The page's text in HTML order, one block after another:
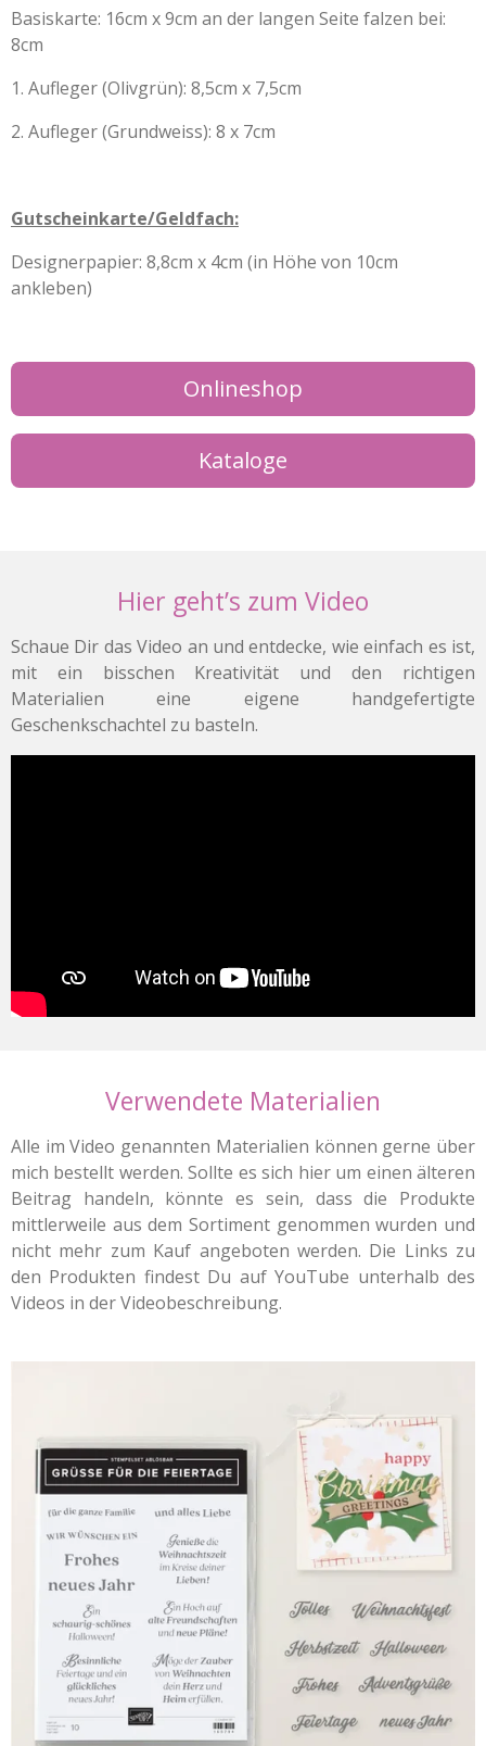
Basiskarte: 16cm x 9cm an der langen Seite falzen bei:
8cm
1. Aufleger (Olivgrün): 8,5cm x 7,5cm
2. Aufleger (Grundweiss): 8 x 7cm
Gutscheinkarte/Geldfach:
Designerpapier: 8,8cm x 4cm (in Höhe von 10cm
ankleben)
Onlineshop
Kataloge
Hier geht’s zum Video
Schaue Dir das Video an und entdecke, wie einfach es ist,
mit ein bisschen Kreativität und den richtigen
Materialien eine eigene handgefertigte
Geschenkschachtel zu basteln.
Verwendete Materialien
Alle im Video genannten Materialien können gerne über
mich bestellt werden. Sollte es sich hier um einen älteren
Beitrag handeln, könnte es sein, dass die Produkte
mittlerweile aus dem Sortiment genommen wurden und
nicht mehr zum Kauf angeboten werden. Die Links zu
den Produkten findest Du auf YouTube unterhalb des
Videos in der Videobeschreibung.